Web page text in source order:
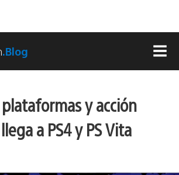
.Blog
y acción
a PS4 y PS Vita